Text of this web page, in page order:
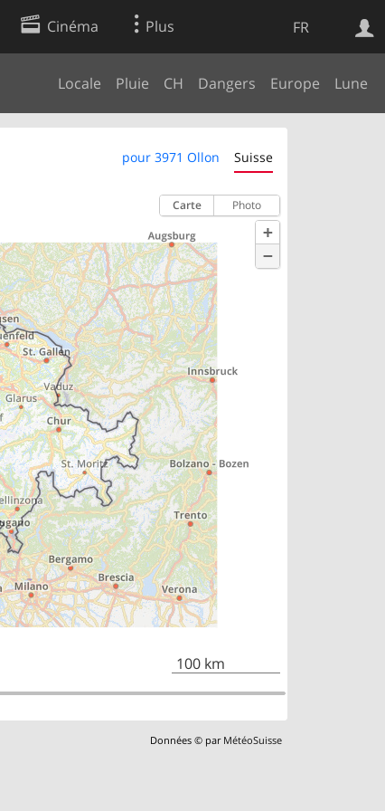
FR
Cinéma Plus
Locale Pluie CH Dangers Europe Lune
pour 3971 Ollon Suisse
Carte Photo
+
−
100 km
Données © par MétéoSuisse
Web